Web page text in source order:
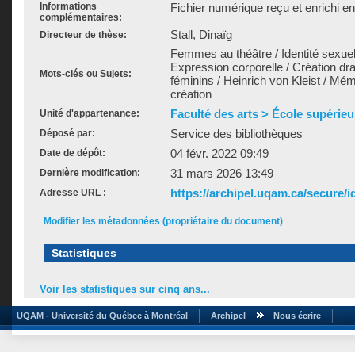
Informations
complémentaires:
Fichier numérique reçu et enrichi
Directeur de thèse: Stall, Dinaïg
Mots-clés ou Sujets:
Femmes au théâtre / Identité
Expression corporelle / Création
féminins / Heinrich von Kleist /
création
Unité d'appartenance: Faculté des arts > École
Déposé par: Service des bibliothèques
Date de dépôt: 04 févr. 2022 09:49
Dernière modification: 31 mars 2026 13:49
Adresse URL : https://archipel.uqam.ca/secure/
Modifier les métadonnées (propriétaire du document)
Statistiques
Voir les statistiques sur cinq ans...
UQAM - Université du Québec à Montréal Archipel Nous écrire